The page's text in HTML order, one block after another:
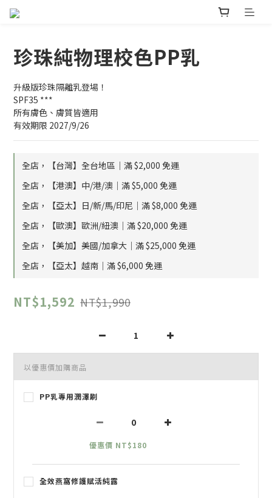
珍珠純物理校色PP乳
升級版珍珠隔離乳登場！
SPF35 ***
所有膚色、膚質皆適用
有效期限 2027/9/26
全店，【台灣】全台地區｜滿 $2,000 免運
全店，【港澳】中/港/澳｜滿 $5,000 免運
全店，【亞太】日/新/馬/印尼｜滿 $8,000 免運
全店，【歐澳】歐洲/紐澳｜滿 $20,000 免運
全店，【美加】美國/加拿大｜滿 $25,000 免運
全店，【亞太】越南｜滿 $6,000 免運
NT$1,592 NT$1,990
以優惠價加購商品
PP乳專用潤澤刷
優惠價 NT$180
全效燕窩修護賦活純露